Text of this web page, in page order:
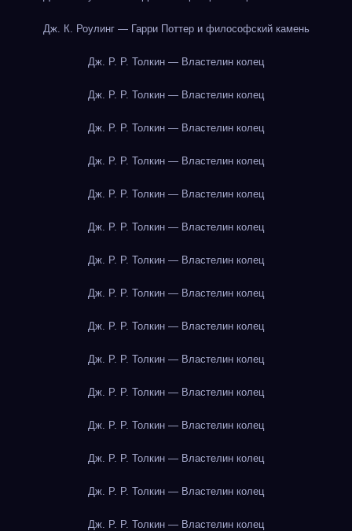
Дж. К. Роулинг — Гарри Поттер и философский камень
Дж. Р. Р. Толкин — Властелин колец
Дж. Р. Р. Толкин — Властелин колец
Дж. Р. Р. Толкин — Властелин колец
Дж. Р. Р. Толкин — Властелин колец
Дж. Р. Р. Толкин — Властелин колец
Дж. Р. Р. Толкин — Властелин колец
Дж. Р. Р. Толкин — Властелин колец
Дж. Р. Р. Толкин — Властелин колец
Дж. Р. Р. Толкин — Властелин колец
Дж. Р. Р. Толкин — Властелин колец
Дж. Р. Р. Толкин — Властелин колец
Дж. Р. Р. Толкин — Властелин колец
Дж. Р. Р. Толкин — Властелин колец
Дж. Р. Р. Толкин — Властелин колец
Дж. Р. Р. Толкин — Властелин колец